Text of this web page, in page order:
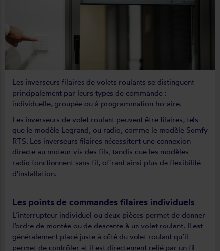
Les inverseurs filaires de volets roulants se distinguent
principalement par leurs types de commande :
individuelle, groupée ou à programmation horaire.
Les inverseurs de volet roulant peuvent être filaires, tels
que le modèle Legrand, ou radio, comme le modèle Somfy
RTS. Les inverseurs filaires nécessitent une connexion
directe au moteur via des fils, tandis que les modèles
radio fonctionnent sans fil, offrant ainsi plus de flexibilité
d'installation.
Les points de commandes filaires individuels
L’interrupteur individuel ou deux pièces permet de donner
l’ordre de montée ou de descente à un volet roulant. Il est
généralement placé juste à côté du volet roulant qu’il
permet de contrôler et il est directement relié par un fil